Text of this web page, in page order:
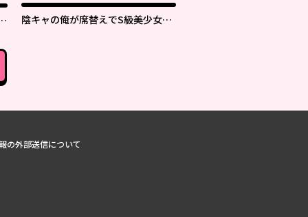
陰キャの俺が席替えでS級美少女に
の外部送信について